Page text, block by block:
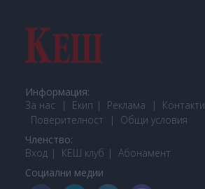
Информация:
За нас
Екип Реклама
Контакти
Поверителност
Общи условия
Членство:
Вход
КЕШ клуб Абонамент
Социални медии